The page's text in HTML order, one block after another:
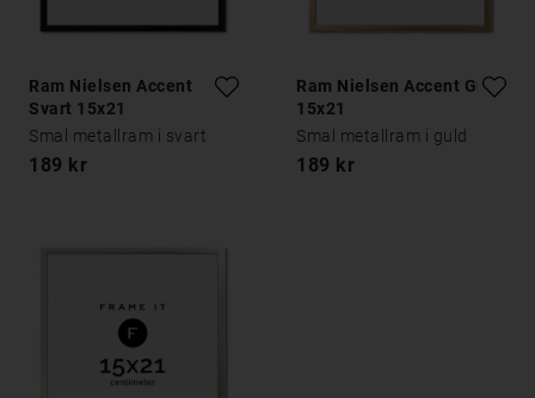
Ram Nielsen Accent
Svart 15x21
Smal metallram i svart
189 kr
Ram Nielsen Accent Guld
15x21
Smal metallram i guld
189 kr